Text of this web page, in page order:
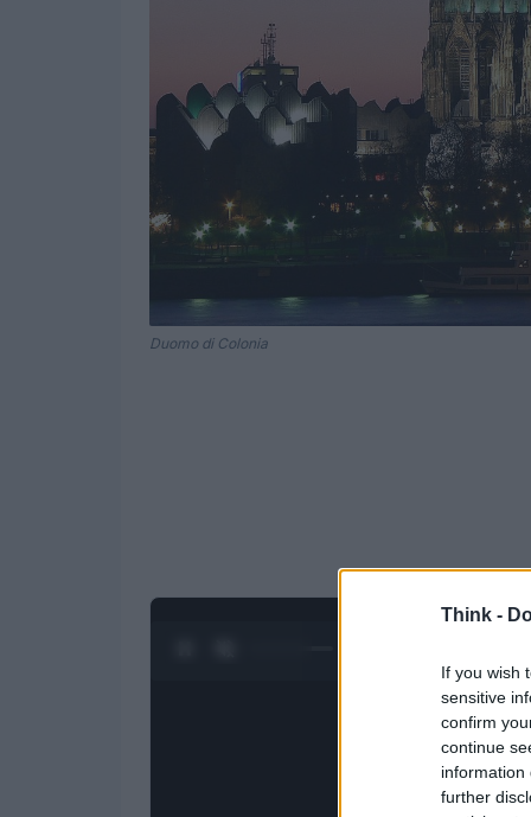
Think -
If you wish
sensitive
confirm
continue
information
further
Duomo di Colonia